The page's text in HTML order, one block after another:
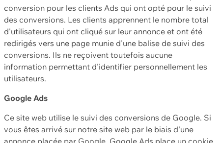
conversion pour les clients Ads qui ont opté pour le suivi
des conversions. Les clients apprennent le nombre total
d'utilisateurs qui ont cliqué sur leur annonce et ont été
redirigés vers une page munie d'une balise de suivi des
conversions. Ils ne reçoivent toutefois aucune
information permettant d'identifier personnellement les
utilisateurs.
Google Ads
Ce site web utilise le suivi des conversions de Google. Si
vous êtes arrivé sur notre site web par le biais d'une